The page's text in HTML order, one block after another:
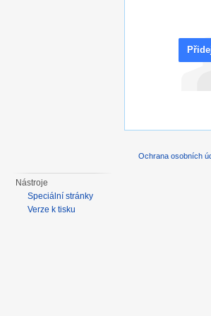
Nástroje
Speciální stránky
Verze k tisku
Ochrana osobních